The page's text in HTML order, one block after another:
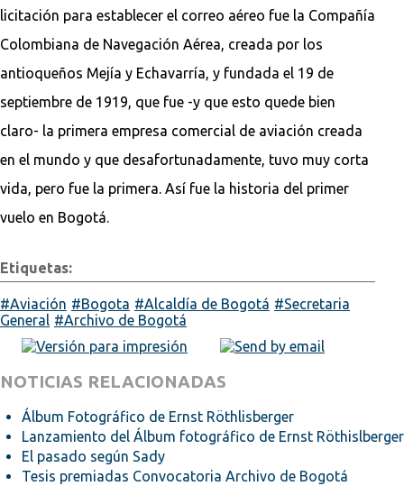
licitación para establecer el correo aéreo fue la Compañía
Colombiana de Navegación Aérea, creada por los
antioqueños Mejía y Echavarría, y fundada el 19 de
septiembre de 1919, que fue -y que esto quede bien
claro- la primera empresa comercial de aviación creada
en el mundo y que desafortunadamente, tuvo muy corta
vida, pero fue la primera. Así fue la historia del primer
vuelo en Bogotá.
Etiquetas:
Aviación Bogota Alcaldía de Bogotá
Secretaria
General
Archivo de Bogotá
NOTICIAS RELACIONADAS
Álbum Fotográfico de Ernst Röthlisberger
Lanzamiento del Álbum fotográfico de Ernst Röthislberger
El pasado según Sady
Tesis premiadas Convocatoria Archivo de Bogotá